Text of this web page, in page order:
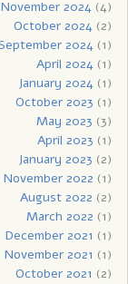
November 2024(4)
October 2024(2)
September 2024(1)
April 2024(1)
January 2024(1)
October 2023 (1)
May 2023 (3)
April 2023 (1)
January 2023 (2)
November 2022 (1)
August 2022 (2)
March 2022 (1)
December 2021 (1)
November 2021 (1)
October 2021 (2)